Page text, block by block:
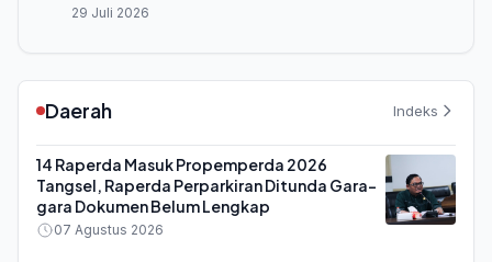
29 Juli 2026
Daerah Indeks
14 Raperda Masuk Propemperda 2026
Tangsel, Raperda Perparkiran Ditunda Gara-
gara Dokumen Belum Lengkap
07 Agustus 2026